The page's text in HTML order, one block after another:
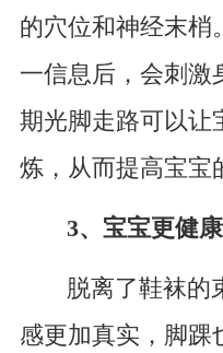
的穴位和神经末梢
一信息后，会刺激
期光脚走路可以让
炼，从而提高宝宝
3、宝宝更健
脱离了鞋袜的
感更加真实，脚踝